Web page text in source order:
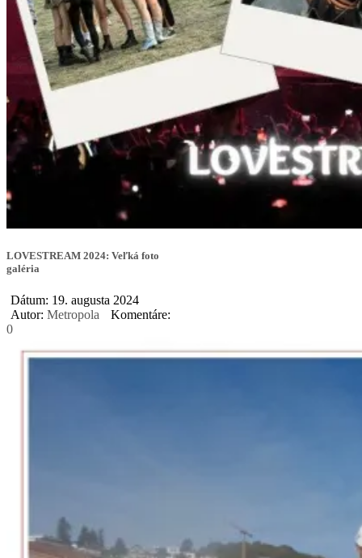
LOVESTREAM 2024: Veľká foto
galéria
Dátum: 19. augusta 2024
Autor: Metropola
Komentáre:
0